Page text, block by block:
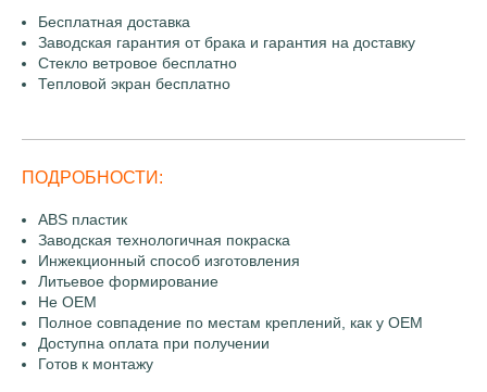
Бесплатная доставка
Заводская гарантия от брака и гарантия на доставку
Стекло ветровое бесплатно
Тепловой экран бесплатно
ПОДРОБНОСТИ:
ABS пластик
Заводская технологичная покраска
Инжекционный способ изготовления
Литьевое формирование
Не OEM
Полное совпадение по местам креплений, как у OEM
Доступна оплата при получении
Готов к монтажу